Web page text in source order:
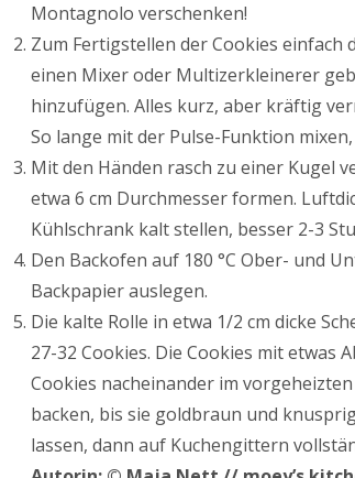
Montagnolo verschenken!
Zum Fertigstellen der Cookies einfach
einen Mixer oder Multizerkleinerer
hinzufügen. Alles kurz, aber kräftig
So lange mit der Pulse-Funktion
Mit den Händen rasch zu einer Kugel
etwa 6 cm Durchmesser formen.
Kühlschrank kalt stellen, besser 2-3
Den Backofen auf 180 °C Ober- und
Backpapier auslegen.
Die kalte Rolle in etwa 1/2 cm dicke
27-32 Cookies. Die Cookies mit etwas
Cookies nacheinander im
backen, bis sie goldbraun und
lassen, dann auf Kuchengittern